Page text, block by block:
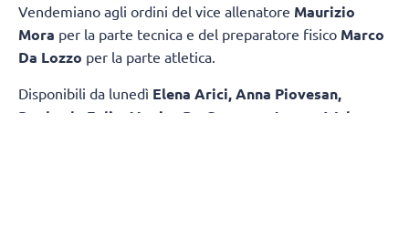
Vendemiano agli ordini del vice allenatore Maurizio
Mora per la parte tecnica e del preparatore fisico Marco
Da Lozzo per la parte atletica.
Disponibili da lunedì Elena Arici, Anna Piovesan,
Raphaela Folie, Monica De Gennaro, Joanna Wolosz